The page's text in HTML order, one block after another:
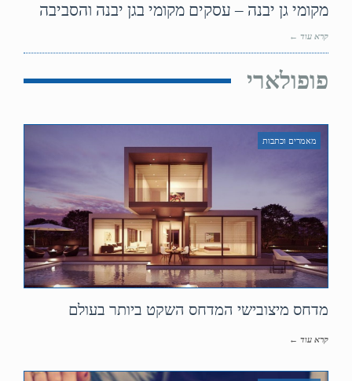
מקומי גן יבנה – עסקים מקומי בגן יבנה והסביבה
קרא עוד ←
פופולארי
מאמרים וכתבות
מדחס מיצובישי המדחס השקט ביותר בעולם
קרא עוד ←